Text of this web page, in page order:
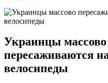
Украинцы массово
пересаживаются
велосипеды